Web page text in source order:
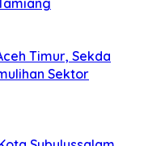
Timur, Sekda
Sektor